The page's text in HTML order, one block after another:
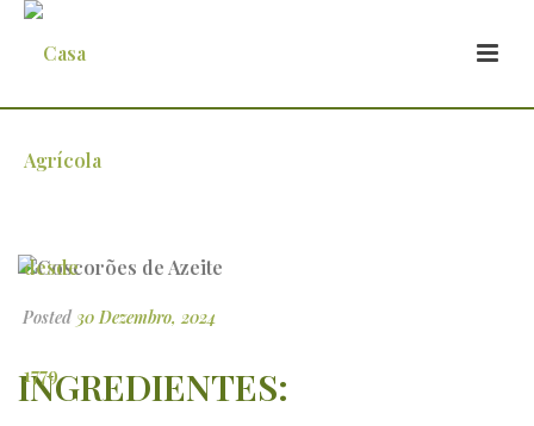
Coscorões de Azeite
Posted 30 Dezembro, 2024
INGREDIENTES: